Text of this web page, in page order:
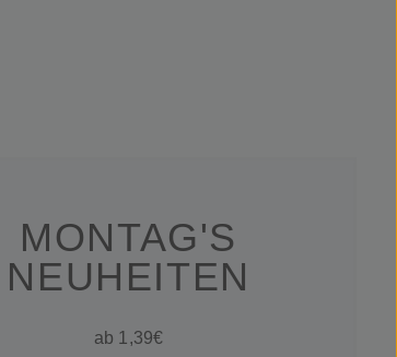
MONTAG'S
NEUHEITEN
ab 1,39€